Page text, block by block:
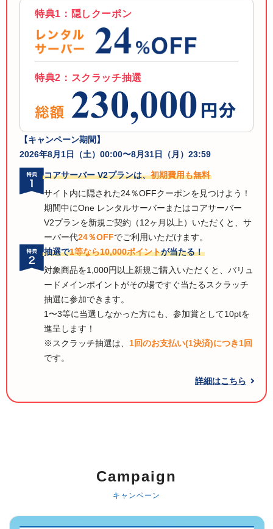
特典1：隠しクーポン
特典2：スクラッチ抽選
【キャンペーン期間】
2026年8月1日（土）00:00〜8月31日（月）23:59
コアサーバー V2プランは、初期費用も無料
サイト内に隠された24％OFFクーポンを見つけよう！
期間中にOne レンタルサーバーまたはコアサーバー
V2プランを新規ご契約（12ヶ月以上）いただくと、サ
ーバー代24％OFFでご利用いただけます。
抽選で1等なら10,000ポイントが当たる！
対象商品を1,000円以上新規ご購入いただくと、バリュ
ードメインポイントがその場ですぐ当たるスクラッチ
抽選に参加できます。
1〜3等に当選しなかった方にも、参加賞として10ptを
進呈します！
※スクラッチ抽選は、 1回のお支払い(1決済)につき1回
です。
詳細はこちら
Campaign
キャンペーン